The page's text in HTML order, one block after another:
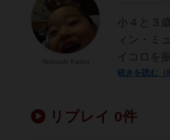
小４と３
ィン・ミ
イコロを
続きを読む（
リプレイ 0件